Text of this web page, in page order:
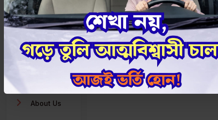
সংকেত
সড়ক আইন
Pages
About Us